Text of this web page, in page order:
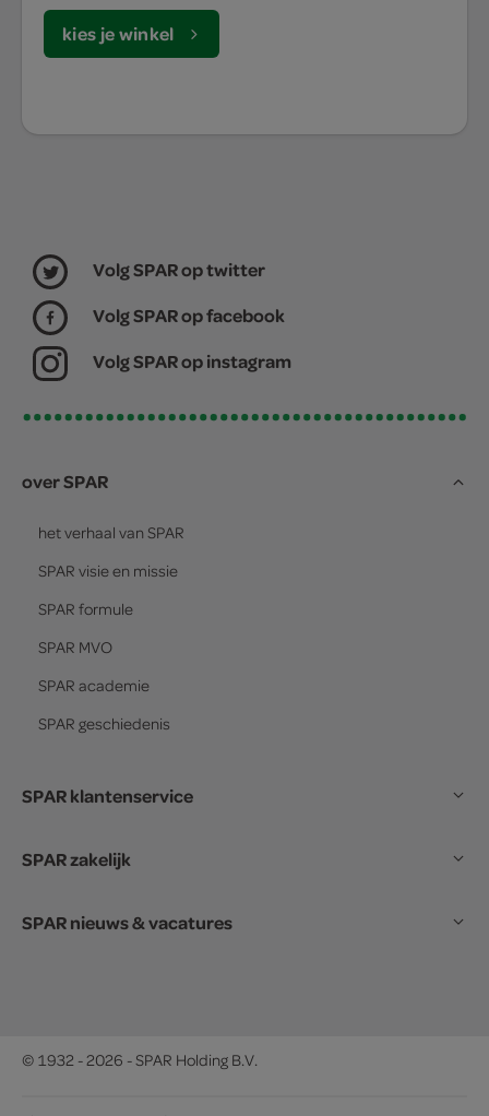
kies je winkel
Volg SPAR op twitter
Volg SPAR op facebook
Volg SPAR op instagram
over SPAR
het verhaal van SPAR
SPAR visie en missie
SPAR formule
SPAR MVO
SPAR academie
SPAR geschiedenis
SPAR klantenservice
SPAR zakelijk
SPAR nieuws & vacatures
© 1932 - 2026 - SPAR Holding B.V.